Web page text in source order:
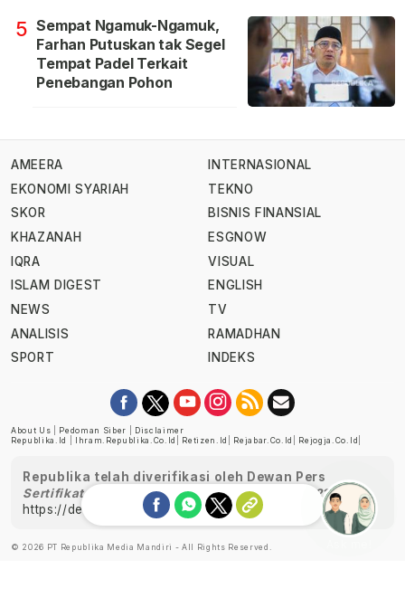
5 Sempat Ngamuk-Ngamuk,
Farhan Putuskan tak Segel
Tempat Padel Terkait
Penebangan Pohon
AMEERA
EKONOMI SYARIAH
SKOR
KHAZANAH
IQRA
ISLAM DIGEST
NEWS
ANALISIS
SPORT
INTERNASIONAL
TEKNO
BISNIS FINANSIAL
ESGNOW
VISUAL
ENGLISH
TV
RAMADHAN
INDEKS
About Us Pedoman Siber
Disclaimer
Republika.id
Ihram.republika.co.id Retizen.id Rejabar.co.id Rejogja.co.id
Republika telah diverifikasi oleh Dewan Pers
Sertifikat Nomor 1058/DP-Verifikasi/K/XII/2022
https://dewanpers.or.id/data/perusahaanpers
© 2026 PT Republika Media Mandiri - All Rights Reserved.